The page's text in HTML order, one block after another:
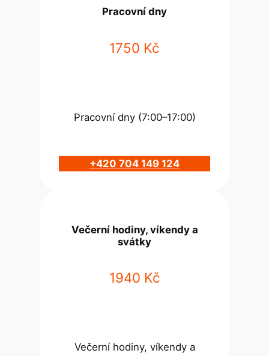
Pracovní dny
1750 Kč
Pracovní dny (7:00–17:00)
+420 704 149 124
Večerní hodiny, víkendy a
svátky
1940 Kč
Večerní hodiny, víkendy a